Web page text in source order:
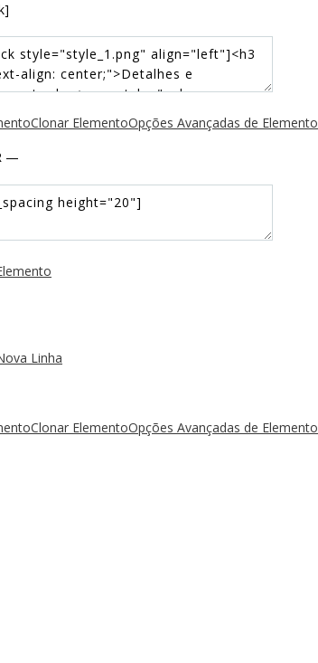
Clonar ElementoOpções Avançadas de Elemento
—
Linha
Clonar ElementoOpções Avançadas de Elemento